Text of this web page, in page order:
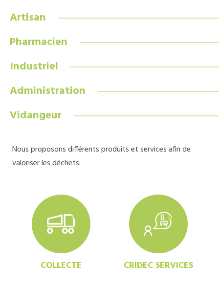
Artisan
Pharmacien
Industriel
Administration
Vidangeur
Nous proposons différents produits et services afin de
valoriser les déchets:
COLLECTE CRIDEC SERVICES